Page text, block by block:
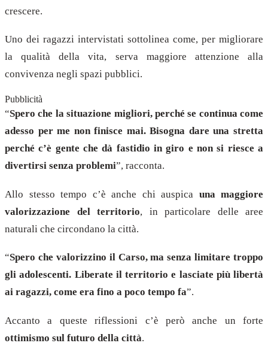
crescere.
Uno dei ragazzi intervistati sottolinea come, per migliorare
la qualità della vita, serva maggiore attenzione alla
convivenza negli spazi pubblici.
Pubblicità
“Spero che la situazione migliori, perché se continua come
adesso per me non finisce mai. Bisogna dare una stretta
perché c’è gente che dà fastidio in giro e non si riesce a
divertirsi senza problemi”, racconta.
Allo stesso tempo c’è anche chi auspica una maggiore
valorizzazione del territorio, in particolare delle aree
naturali che circondano la città.
“Spero che valorizzino il Carso, ma senza limitare troppo
gli adolescenti. Liberate il territorio e lasciate più libertà
ai ragazzi, come era fino a poco tempo fa”.
Accanto a queste riflessioni c’è però anche un forte
ottimismo sul futuro della città.